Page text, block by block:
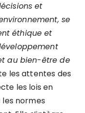
et
se
éthique et
au bien-être de
les attentes des
les lois en
les normes